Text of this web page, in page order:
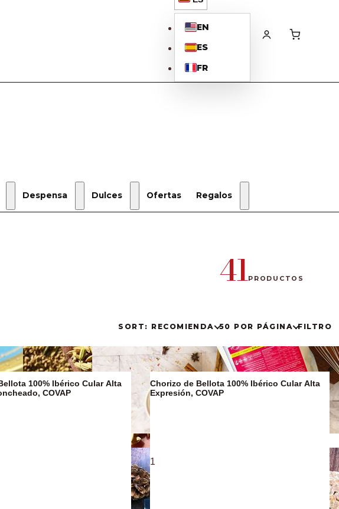
EN
ES
FR
Despensa Dulces Ofertas Regalos
Estuches
de regalo
41PRODUCTOS
SORT: RECOMIENDA 50 POR PÁGINA FILTRO
100% Ibérico Cular Alta
COVAP
Chorizo de Bellota 100% Ibérico Cular Alta
Expresión, COVAP
1